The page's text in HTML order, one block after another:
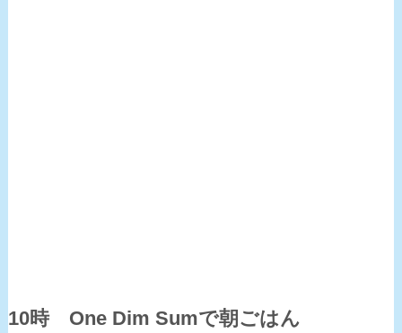
10時 One Dim Sumで朝ごはん